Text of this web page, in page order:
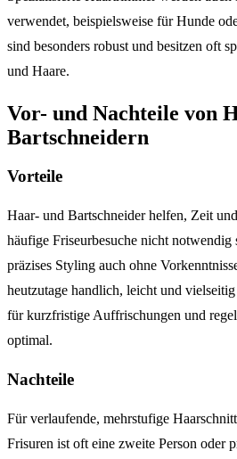
verwendet, beispielsweise für Hunde
sind besonders robust und besitzen oft
und Haare.
Vor- und Nachteile von
Bartschneidern
Vorteile
Haar- und Bartschneider helfen, Zeit
häufige Friseurbesuche nicht notwendig
präzises Styling auch ohne
heutzutage handlich, leicht und vielseitig
für kurzfristige Auffrischungen und
optimal.
Nachteile
Für verlaufende, mehrstufige
Frisuren ist oft eine zweite Person oder